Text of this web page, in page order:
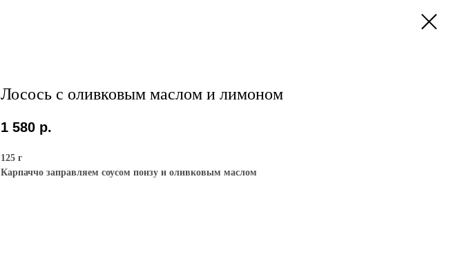
Лосось с оливковым маслом и лимоном
1 580 р.
125 г
Карпаччо заправляем соусом понзу и оливковым маслом